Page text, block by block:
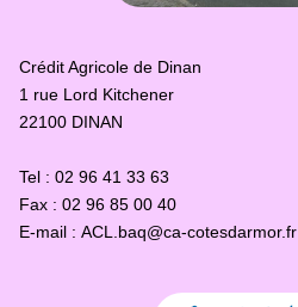
Crédit Agricole de Dinan
1 rue Lord Kitchener
22100 DINAN
Tel : 02 96 41 33 63
Fax : 02 96 85 00 40
E-mail : ACL.baq@ca-cotesdarmor.fr